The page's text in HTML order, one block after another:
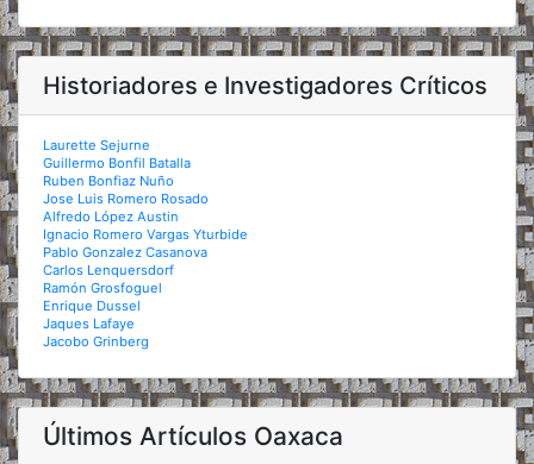
Historiadores e Investigadores Críticos
Laurette Sejurne
Guillermo Bonfil Batalla
Ruben Bonfiaz Nuño
Jose Luis Romero Rosado
Alfredo López Austin
Ignacio Romero Vargas Yturbide
Pablo Gonzalez Casanova
Carlos Lenquersdorf
Ramón Grosfoguel
Enrique Dussel
Jaques Lafaye
Jacobo Grinberg
Últimos Artículos Oaxaca